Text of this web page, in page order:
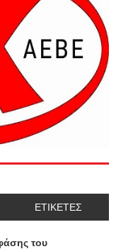
ΕΤΙΚΕΤΕΣ
του